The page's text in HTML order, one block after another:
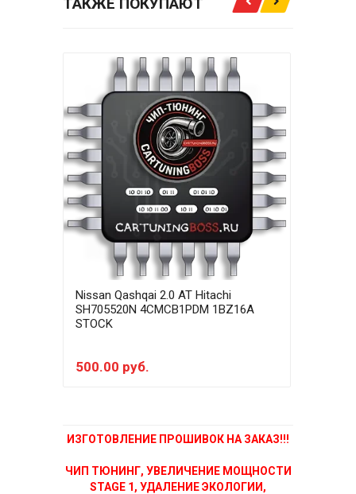
Nissan Qashqai 2.0 AT Hitachi
SH705520N 4CMCB1PDM 1BZ16A
STOCK
500.00 руб.
ИЗГОТОВЛЕНИЕ ПРОШИВОК НА ЗАКАЗ!!!
ЧИП ТЮНИНГ, УВЕЛИЧЕНИЕ МОЩНОСТИ
STAGE 1, УДАЛЕНИЕ ЭКОЛОГИИ,